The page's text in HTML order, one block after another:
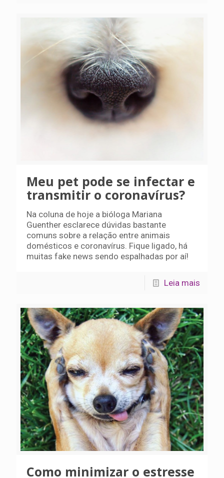
Meu pet pode se infectar e
transmitir o coronavírus?
Na coluna de hoje a bióloga Mariana
Guenther esclarece dúvidas bastante
comuns sobre a relação entre animais
domésticos e coronavírus. Fique ligado, há
muitas fake news sendo espalhadas por aí!
Leia mais
Como minimizar o estresse